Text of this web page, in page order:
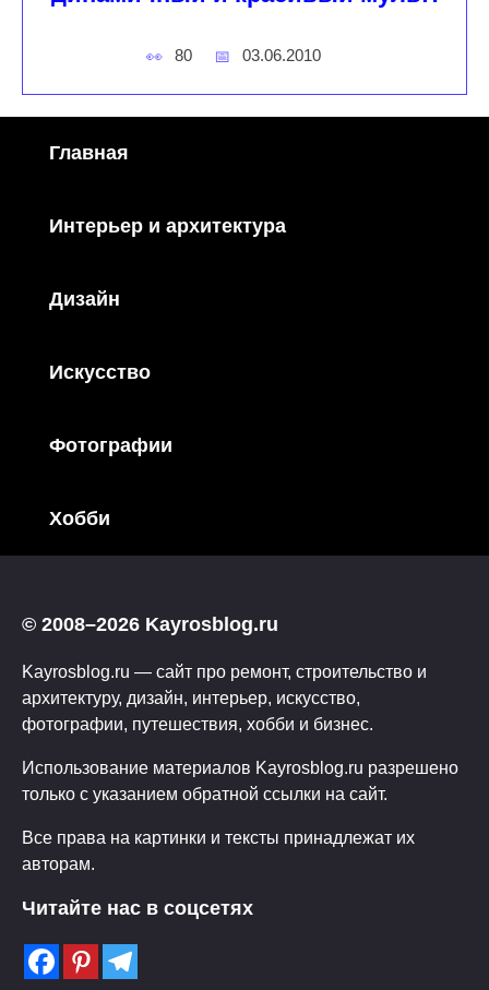
80 03.06.2010
Главная
Интерьер и архитектура
Дизайн
Искусство
Фотографии
Хобби
© 2008–2026 Kayrosblog.ru
Kayrosblog.ru — сайт про ремонт, строительство и
архитектуру, дизайн, интерьер, искусство,
фотографии, путешествия, хобби и бизнес.
Использование материалов Kayrosblog.ru разрешено
только с указанием обратной ссылки на сайт.
Все права на картинки и тексты принадлежат их
авторам.
Читайте нас в соцсетях